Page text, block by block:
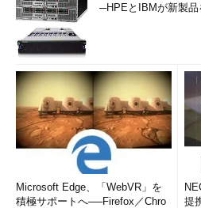
─HPEとIBMが新製品
Microsoft Edge、「WebVR」を
積極サポートへ──Firefox／Chro
提